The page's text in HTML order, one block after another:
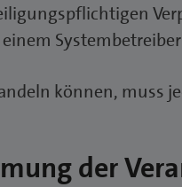
können, muss
der